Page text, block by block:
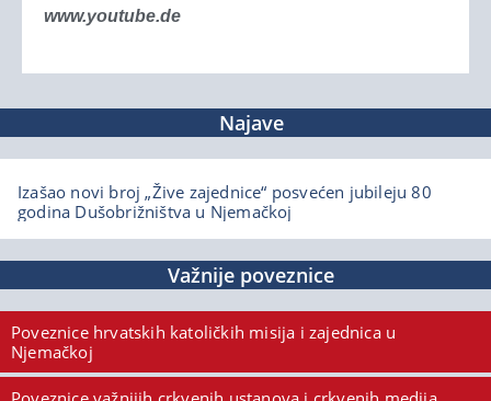
www.youtube.de
Najave
Izašao novi broj „Žive zajednice“ posvećen jubileju 80
godina Dušobrižništva u Njemačkoj
Važnije poveznice
Poveznice hrvatskih katoličkih misija i zajednica u
Njemačkoj